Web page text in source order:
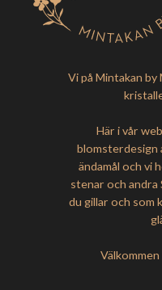
Vi på Mintakan by
Här i vår
blomsterdesign
ändamål och vi
stenar och
du gillar och som